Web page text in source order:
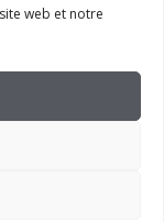
web et notre